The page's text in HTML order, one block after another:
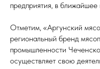
предприятия, в ближайшее
Отметим, «Аргунский
региональный бренд
промышленности
осуществляет свою